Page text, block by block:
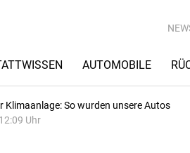
AUTOMOBILE
Klimaanlage: So wurden unsere Autos
Uhr